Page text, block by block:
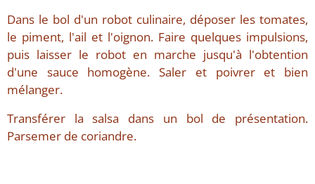
Dans le bol d'un robot culinaire, déposer les tomates,
le piment, l'ail et l'oignon. Faire quelques impulsions,
puis laisser le robot en marche jusqu'à l'obtention
d'une sauce homogène. Saler et poivrer et bien
mélanger.
Transférer la salsa dans un bol de présentation.
Parsemer de coriandre.